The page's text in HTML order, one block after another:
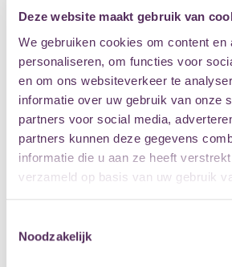
Deze website maakt gebruik van
We gebruiken cookies om content en
personaliseren, om functies voor
en om ons websiteverkeer te
informatie over uw gebruik van onze
partners voor social media,
partners kunnen deze gegevens
informatie die u aan ze heeft
verzameld op basis van uw gebruik
Noodzakelijk
bands zingt en ik soms meedoe aan
veel geleerd over hoe ik mezelf
podium. Van de docenten krijg ik veel
gaan met stress en spanning voor
zing, stopt alles even. Dan verdwijn
muziek.”
Zingen laat ik nooit los
“Ik schrijf ook eigen liedjes, ik houd
popliedjes. Ik ben een enorme fan
maken is namelijk een groot deel van